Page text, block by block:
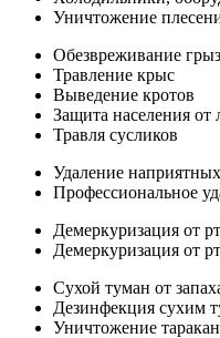
Уничтожение
Обезвреживание
Травление крыс
Выведение кротов
Защита населения
Травля сусликов
Удаление
Профессиональное
Демеркуризация от
Демеркуризация от
Сухой туман от
Дезинфекция сухим
Уничтожение